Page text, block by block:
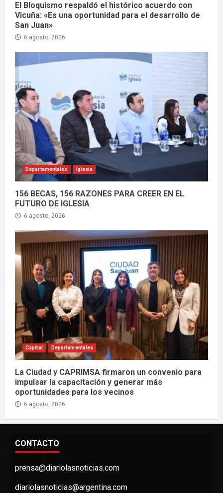
El Bloquismo respaldó el histórico acuerdo con
Vicuña: «Es una oportunidad para el desarrollo de
San Juan»
6 agosto, 2026
Departamentales Iglesia
156 BECAS, 156 RAZONES PARA CREER EN EL
FUTURO DE IGLESIA
6 agosto, 2026
Capital Departamentales
La Ciudad y CAPRIMSA firmaron un convenio para
impulsar la capacitación y generar más
oportunidades para los vecinos
6 agosto, 2026
CONTACTO
prensa@diariolasnoticias.com
diariolasnoticias@argentina.com